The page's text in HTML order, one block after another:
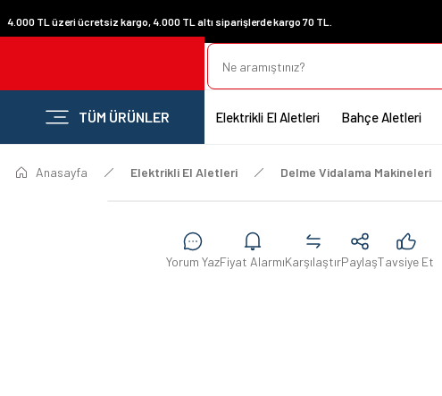
4.000 TL üzeri ücretsiz kargo, 4.000 TL altı siparişlerde kargo 70 TL.
TÜM ÜRÜNLER Elektrikli El Aletleri Bahçe Aletleri
Anasayfa Elektrikli El Aletleri Delme Vidalama Makineleri
Yorum YazFiyat AlarmıKarşılaştırPaylaşTavsiye Et